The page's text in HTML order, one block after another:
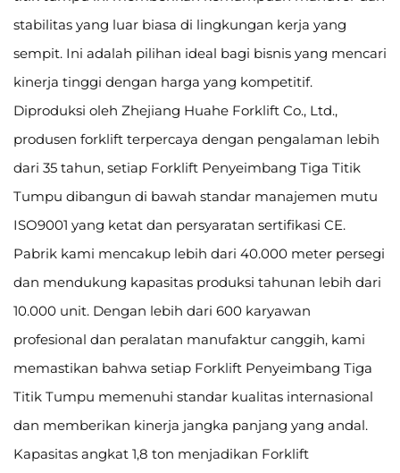
stabilitas yang luar biasa di lingkungan kerja yang
sempit. Ini adalah pilihan ideal bagi bisnis yang mencari
kinerja tinggi dengan harga yang kompetitif.
Diproduksi oleh Zhejiang Huahe Forklift Co., Ltd.,
produsen forklift terpercaya dengan pengalaman lebih
dari 35 tahun, setiap Forklift Penyeimbang Tiga Titik
Tumpu dibangun di bawah standar manajemen mutu
ISO9001 yang ketat dan persyaratan sertifikasi CE.
Pabrik kami mencakup lebih dari 40.000 meter persegi
dan mendukung kapasitas produksi tahunan lebih dari
10.000 unit. Dengan lebih dari 600 karyawan
profesional dan peralatan manufaktur canggih, kami
memastikan bahwa setiap Forklift Penyeimbang Tiga
Titik Tumpu memenuhi standar kualitas internasional
dan memberikan kinerja jangka panjang yang andal.
Kapasitas angkat 1,8 ton menjadikan Forklift